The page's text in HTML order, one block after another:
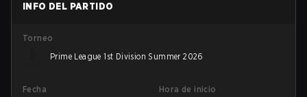
INFO DEL PARTIDO
Torneo
Prime League 1st Division Summer 2026
Fecha
Hora de inicio